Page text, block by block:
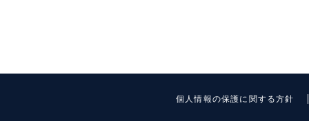
個人情報の保護に関する方針